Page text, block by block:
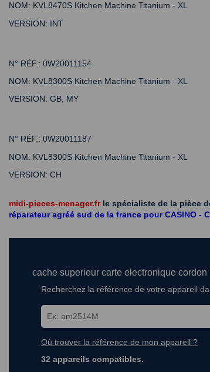
NOM: KVL8470S Kitchen Machine Titanium - XL
VERSION: INT
N° RÉF.: 0W20011154
NOM: KVL8300S Kitchen Machine Titanium - XL
VERSION: GB, MY
N° RÉF.: 0W20011187
NOM: KVL8300S Kitchen Machine Titanium - XL
VERSION: CH
midi-pieces-menager.fr le spécialiste de la pièce
réparateur agréé sud de la france pour CASINO -
cache superieur carte electronique
Recherchez la référence de votre appareil
Où trouver la référence de mon appareil ?
32 appareils compatibles.